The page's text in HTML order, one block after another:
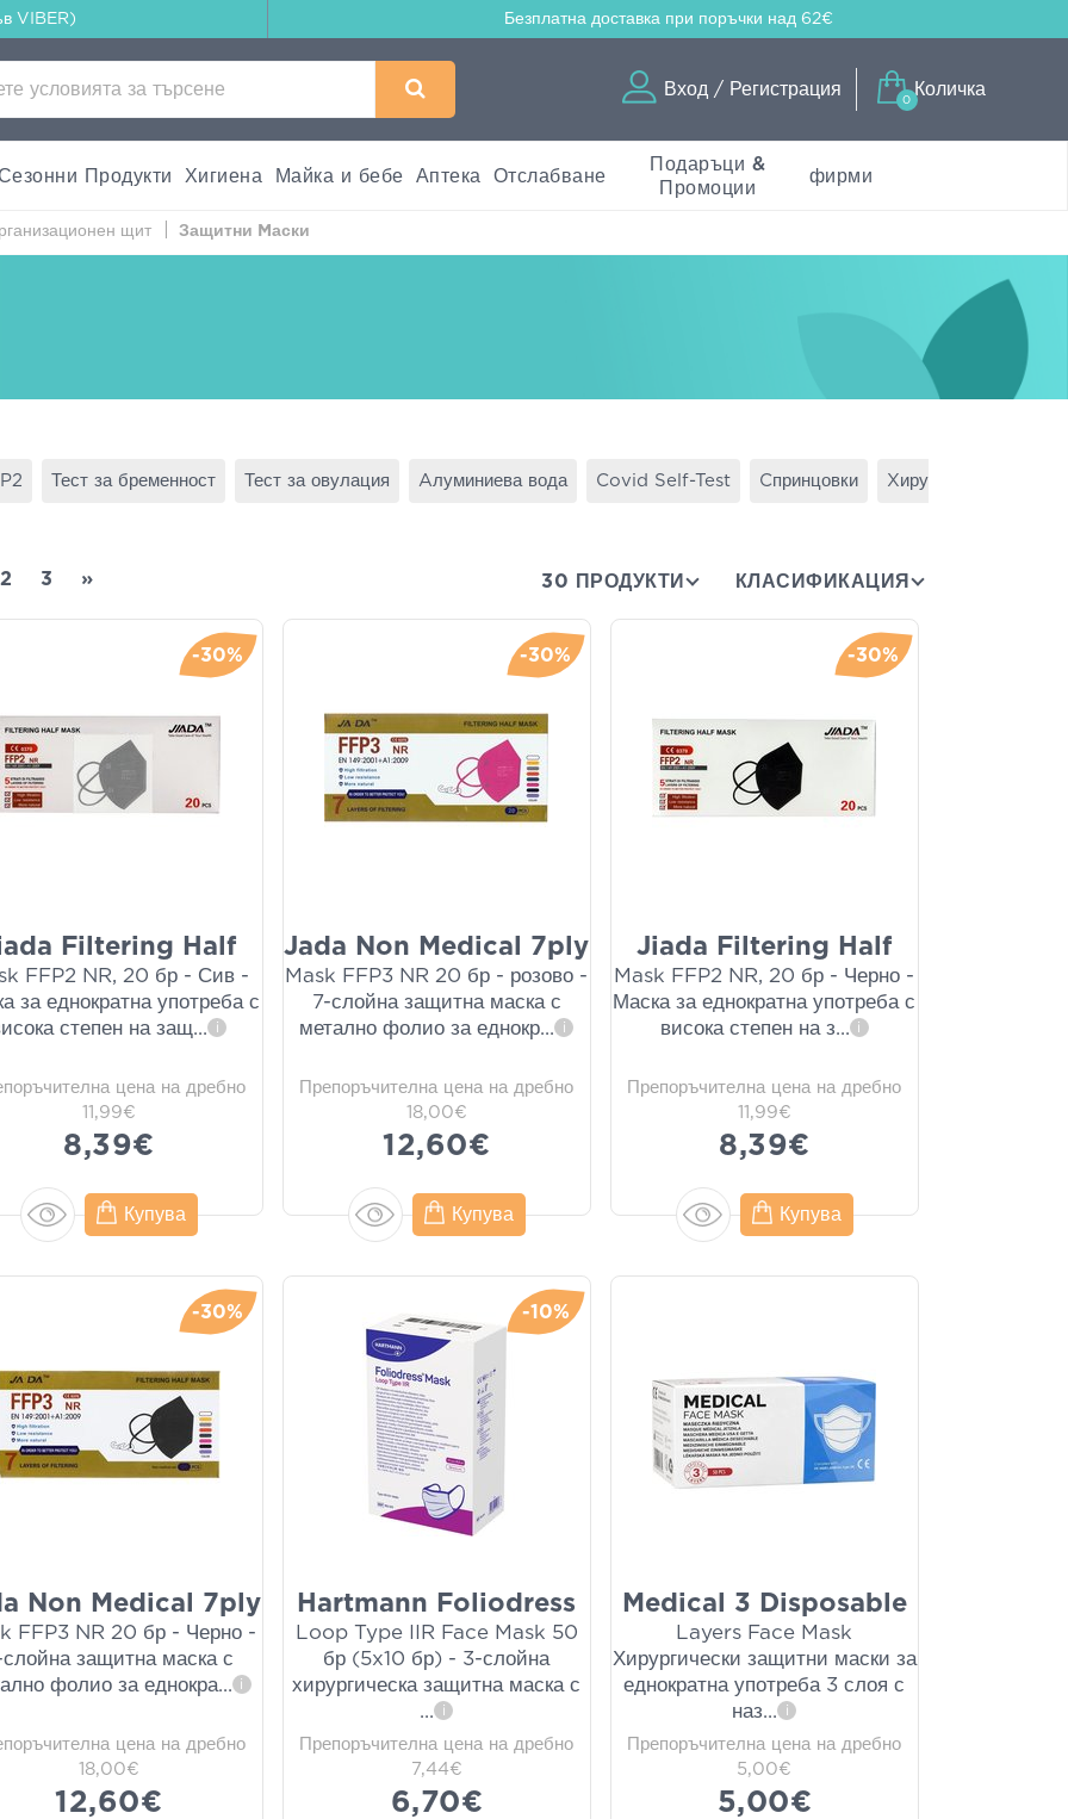
VIBER) Безплатна доставка при поръчки над 62€
Вход / Регистрация
0
Количка
Продукти Хигиена Майка и бебе Аптека Отслабване
Подаръци &
Промоции
фирми
щит Защитни Mаски
Тест за бременност Тест за овулация Aлуминиева вода Covid Self-Test Cпринцовки Xирургически –
2 3 » 30 ПРОДУКТИ КЛАСИФИКАЦИЯ
-30%
Filtering Half
FFP2 NR, 20 бр - Сив -
за еднократна употреба с
степен на защ... i
цена на дребно
11,99€
8,39€
Купува
-30%
Jada Non Medical 7ply
Mask FFP3 NR 20 бр - розово -
7-слойна защитна маска с
метално фолио за еднокр... i
Препоръчителна цена на дребно
18,00€
12,60€
Купува
-30%
Jiada Filtering Half
Mask FFP2 NR, 20 бр - Черно -
Маска за еднократна употреба с
висока степен на з... i
Препоръчителна цена на дребно
11,99€
8,39€
Купува
-30%
Non Medical 7ply
FFP3 NR 20 бр - Черно -
слойна защитна маска с
фолио за еднокра... i
цена на дребно
18,00€
12,60€
-10%
Hartmann Foliodress
Loop Type IIR Face Mask 50
бр (5x10 бр) - 3-слойна
хирургическа защитна маска с
...
i
Препоръчителна цена на дребно
7,44€
6,70€
Medical 3 Disposable
Layers Face Mask
Хирургически защитни маски за
еднократна употреба 3 слоя с
наз... i
Препоръчителна цена на дребно
5,00€
5,00€